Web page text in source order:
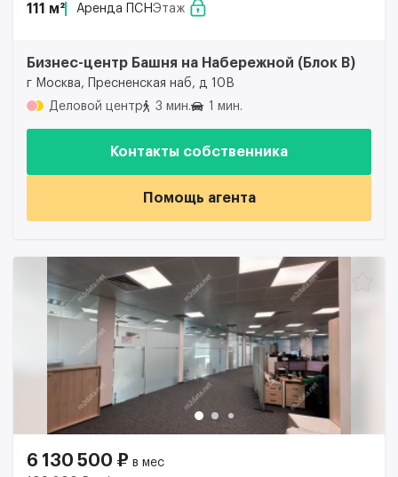
111 м² Аренда ПСНЭтаж
Бизнес-центр Башня на Набережной (Блок B)
г Москва, Пресненская наб, д 10В
Деловой центр
3 мин. 1 мин.
Контакты собственника
Помощь агента
6 130 500 ₽ в мес